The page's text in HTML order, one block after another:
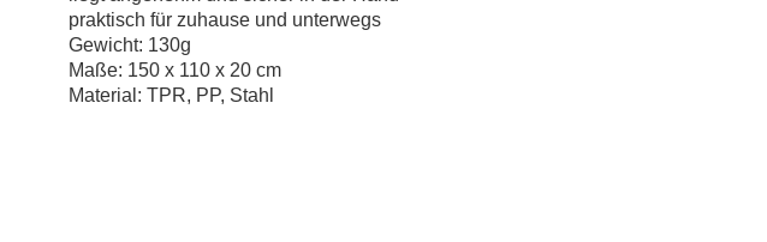
praktisch für zuhause und unterwegs
Gewicht: 130g
Maße: 150 x 110 x 20 cm
Material: TPR, PP, Stahl